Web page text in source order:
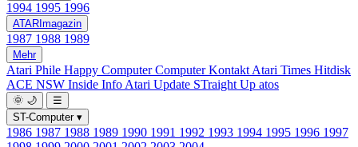
1994 1995 1996
ATARImagazin
1987 1988 1989
Mehr
Atari Phile Happy ComputerComputer Kontakt Atari Times Hitdisk
ACE NSW Inside Info Atari Update STraight Up atos
🌞 🌙
☰
ST-Computer ▾
1986 1987 1988 1989 1990 1991 1992 1993 1994 1995 1996 1997